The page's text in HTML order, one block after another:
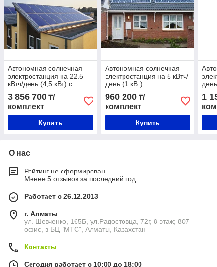
Автономная солнечная
электростанция на 22,5
кВтч/день (4,5 кВт) с
3 856 700 ₸/
комплект
Купить
Автономная солнечная
электростанция на 5 кВтч/
день (1 кВт)
960 200₸/
комплект
Купить
1
О нас
Рейтинг не сформирован
Менее 5 отзывов за последний год
Работает с 26.12.2013
г. Алматы
ул. Шевченко, 165Б, ул.​Радостовца, 72г, 8 этаж; 807
офис, в БЦ "МТС", Алматы, Казахстан
Контакты
Сегодня работает с 10:00 до 18:00